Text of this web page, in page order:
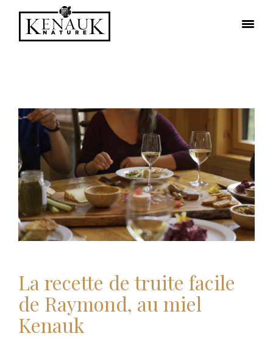
La recette de truite facile
de Raymond, au miel
Kenauk